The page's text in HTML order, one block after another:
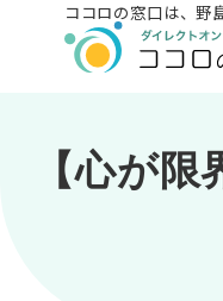
ココロの窓口は、野
【心が